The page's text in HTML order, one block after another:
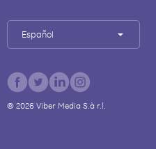
Español
© 2026Viber Media S.à r.l.